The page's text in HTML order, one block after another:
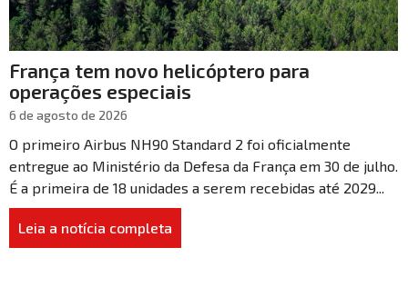
França tem novo helicóptero para
operações especiais
6 de agosto de 2026
O primeiro Airbus NH90 Standard 2 foi oficialmente
entregue ao Ministério da Defesa da França em 30 de julho.
É a primeira de 18 unidades a serem recebidas até 2029...
Leia a notícia completa